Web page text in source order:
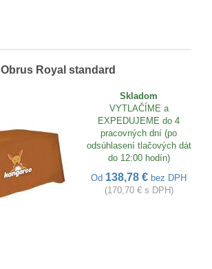
Obrus Royal standard
Skladom
VYTLAČÍME a
EXPEDUJEME do 4
pracovných dní (po
odsúhlasení tlačových dát
do 12:00 hodín)
Od 138,78 € bez DPH
(170,70 € s DPH)